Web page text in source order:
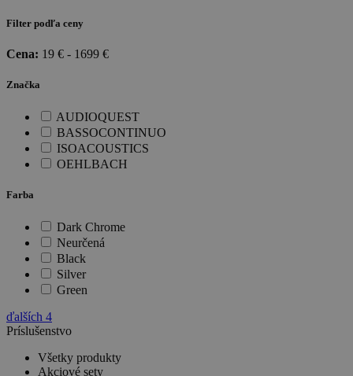
Filter podľa ceny
Cena: 19 € - 1699 €
Značka
AUDIOQUEST
BASSOCONTINUO
ISOACOUSTICS
OEHLBACH
Farba
Dark Chrome
Neurčená
Black
Silver
Green
ďalších 4
Príslušenstvo
Všetky produkty
Akciové sety